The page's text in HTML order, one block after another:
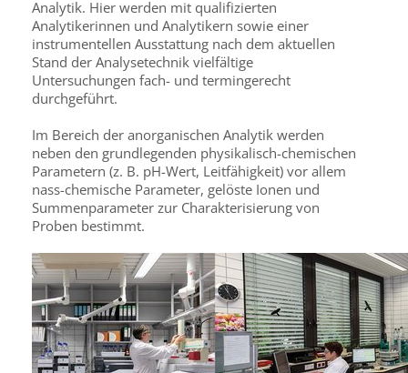
Analytik. Hier werden mit qualifizierten
Analytikerinnen und Analytikern sowie einer
instrumentellen Ausstattung nach dem aktuellen
Stand der Analysetechnik vielfältige
Untersuchungen fach- und termingerecht
durchgeführt.
Im Bereich der anorganischen Analytik werden
neben den grundlegenden physikalisch-chemischen
Parametern (z. B. pH-Wert, Leitfähigkeit) vor allem
nass-chemische Parameter, gelöste Ionen und
Summenparameter zur Charakterisierung von
Proben bestimmt.